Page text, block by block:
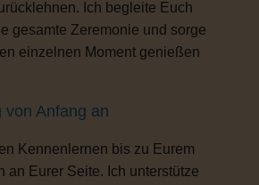
Ich begleite Euch
gesamte Zeremonie und sorge
einzelnen Moment genießen
von Anfang an
Kennenlernen bis zu Eurem
an Eurer Seite. Ich unterstütze